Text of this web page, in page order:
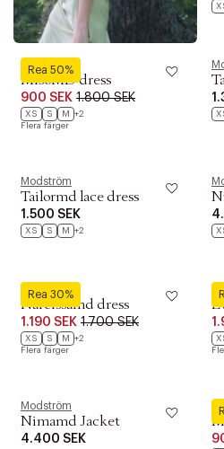
Rea 50%
Modström
MisoMD dress
900 SEK 1.800 SEK
XS S M
+2
Flera färger
Modström
Tailormd lace dress
1.500 SEK
XS S M +2
Rea 30%
Modström
Narcissamd dress
1.190 SEK 1.700 SEK
XS S M
+2
Flera färger
Modström
Nimamd Jacket
4.400 SEK